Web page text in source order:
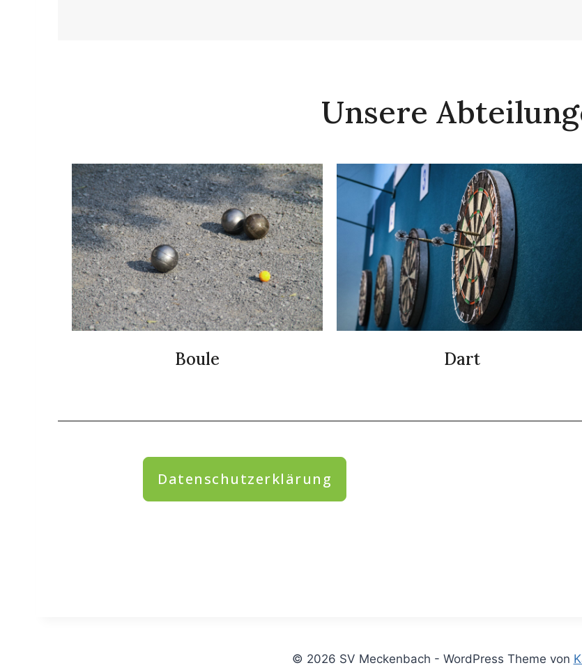
Unsere
Boule Dart
Datenschutzerklärung
© 2026 SV Meckenbach - WordPress Theme von